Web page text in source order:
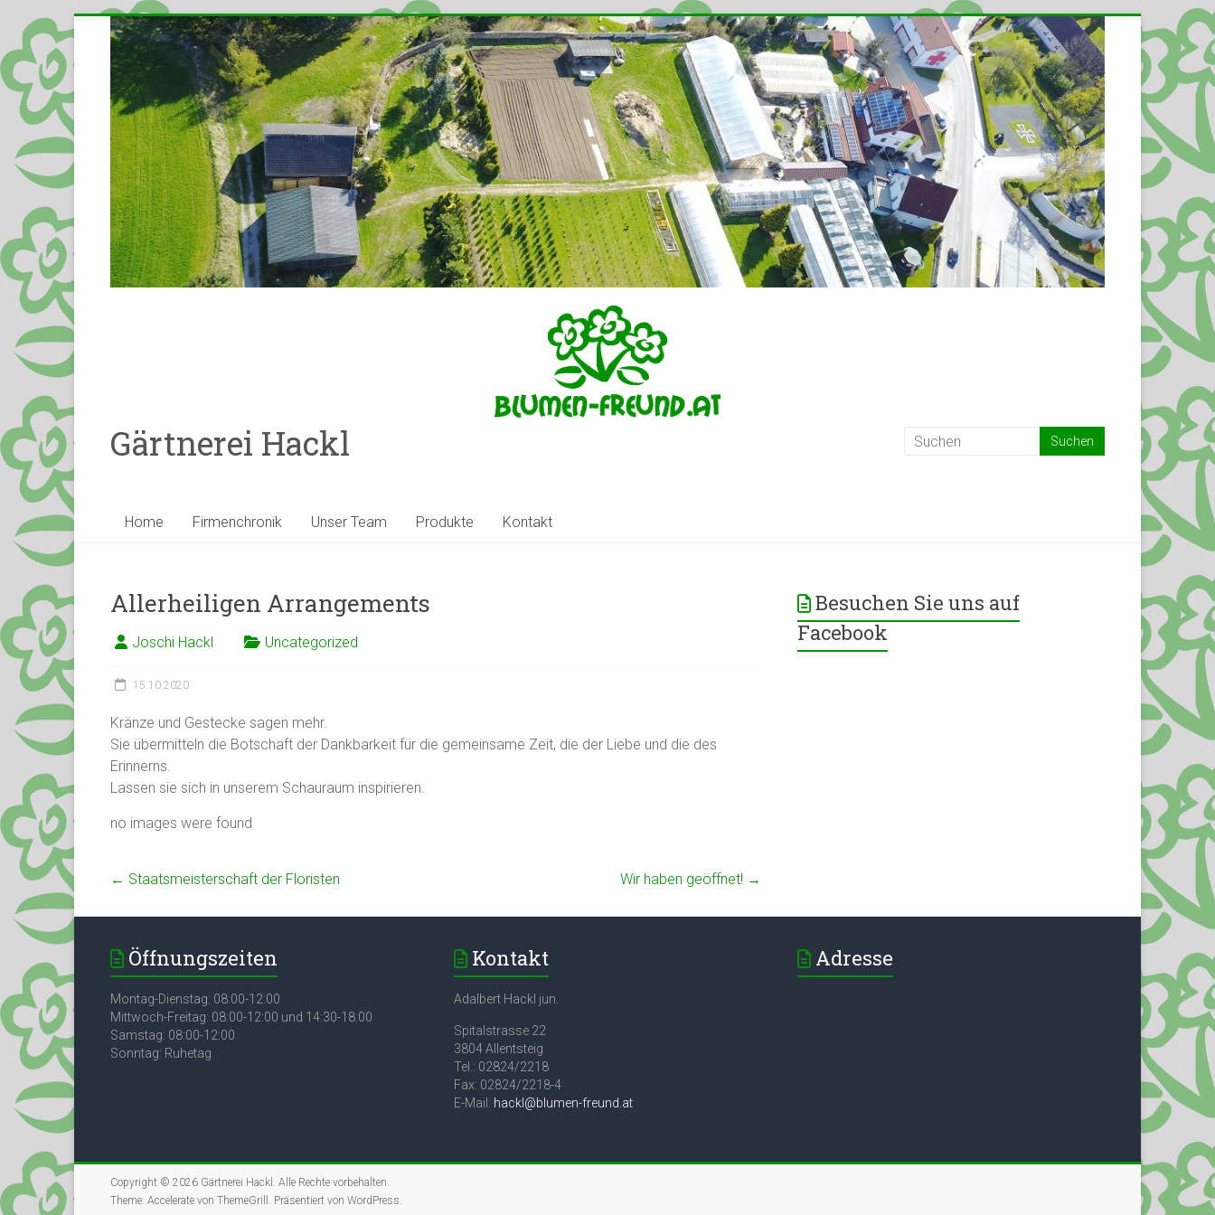
Gärtnerei Hackl
Home Firmenchronik Unser Team Produkte Kontakt
Allerheiligen Arrangements
Joschi Hackl Uncategorized
15.10.2020
Kränze und Gestecke sagen mehr.
Sie übermitteln die Botschaft der Dankbarkeit für die gemeinsame Zeit, die der Liebe und die des
Erinnerns.
Lassen sie sich in unserem Schauraum inspirieren.
no images were found
← Staatsmeisterschaft der Floristen Wir haben geöffnet! →
Besuchen Sie uns auf
Facebook
Öffnungszeiten
Montag-Dienstag: 08:00-12:00
Mittwoch-Freitag: 08:00-12:00 und 14:30-18:00
Samstag: 08:00-12:00
Sonntag: Ruhetag
Kontakt
Adalbert Hackl jun.
Spitalstrasse 22
3804 Allentsteig
Tel.: 02824/2218
Fax: 02824/2218-4
E-Mail: hackl@blumen-freund.at
Adresse
Copyright © 2026 Gärtnerei Hackl . Alle Rechte vorbehalten.
Theme: Accelerate von ThemeGrill. Präsentiert von WordPress.